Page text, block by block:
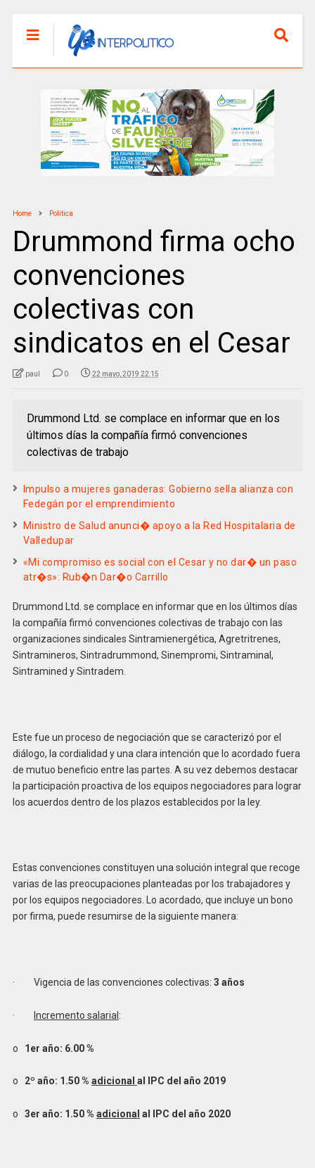
Home Politica
Drummond firma ocho
convenciones
colectivas con
sindicatos en el Cesar
paul 0 22 mayo, 2019 22:15
Drummond Ltd. se complace en informar que en los
últimos días la compañía firmó convenciones
colectivas de trabajo
Impulso a mujeres ganaderas: Gobierno sella alianza con
Fedegán por el emprendimiento
Ministro de Salud anunci� apoyo a la Red Hospitalaria de
Valledupar
«Mi compromiso es social con el Cesar y no dar� un paso
atr�s»: Rub�n Dar�o Carrillo
Drummond Ltd. se complace en informar que en los últimos días
la compañía firmó convenciones colectivas de trabajo con las
organizaciones sindicales Sintramienergética, Agretritrenes,
Sintramineros, Sintradrummond, Sinempromi, Sintraminal,
Sintramined y Sintradem.
Este fue un proceso de negociación que se caracterizó por el
diálogo, la cordialidad y una clara intención que lo acordado fuera
de mutuo beneficio entre las partes. A su vez debemos destacar
la participación proactiva de los equipos negociadores para lograr
los acuerdos dentro de los plazos establecidos por la ley.
Estas convenciones constituyen una solución integral que recoge
varias de las preocupaciones planteadas por los trabajadores y
por los equipos negociadores. Lo acordado, que incluye un bono
por firma, puede resumirse de la siguiente manera:
· Vigencia de las convenciones colectivas: 3 años
· Incremento salarial :
o 1er año: 6.00 %
o 2º año: 1.50 % adicional al IPC del año 2019
o 3er año: 1.50 % adicional al IPC del año 2020